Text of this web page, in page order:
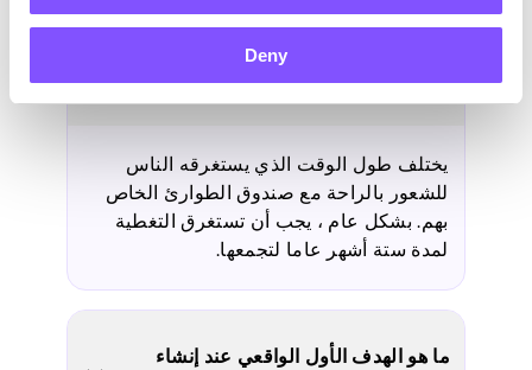
Deny
ما مدى السرعة التي يجب أن أقوم بها
ببناء صندوق الطوارئ الخاص بي؟
يختلف طول الوقت الذي يستغرقه الناس
للشعور بالراحة مع صندوق الطوارئ الخاص
بهم. بشكل عام ، يجب أن تستغرق التغطية
لمدة ستة أشهر عاما لتجمعها.
ما هو الهدف الأول الواقعي عند إنشاء